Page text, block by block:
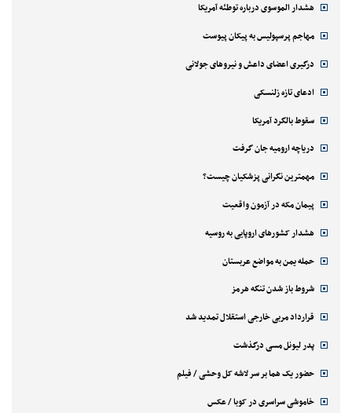
هشدار الموسوی درباره توطئه آمریکا
مهاجم پرسپولیس به پیکان پیوست
درگیری اعضای داعش و نیروهای جولانی
ادعای تازه زلنسکی
سقوط بالگرد آمریکا
دریاچه ارومیه جان گرفت
مهمترین نگرانی پزشکیان چیست؟
پیمان مکه در آزمون واقعیت
هشدار کشورهای اروپایی به روسیه
حمله یمن به مواضع عربستان
شروط باز شدن تنگه هرمز
قرارداد مربی خارجی استقلال تمدید شد
پدر لیونل مسی درگذشت
حضور یک هما بر سر لاشه‌ کل وحشی / فیلم
خاموشی سراسری در کوبا / عکس